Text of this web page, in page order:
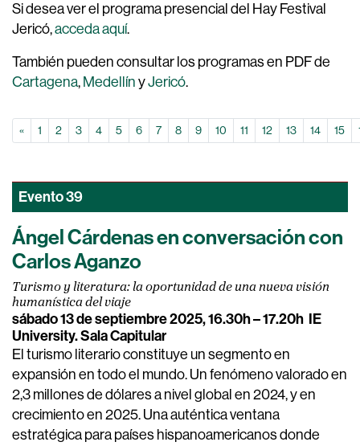
Si desea ver el programa presencial del Hay Festival
Jericó,acceda aquí.
También pueden consultar los programas en PDF de
Cartagena, Medellín yJericó.
«pagina anterior
1 2 3 4 5 6 7 8 9 10 11 12 13 14 15
Evento39
Ángel Cárdenas en conversación con
Carlos Aganzo
Turismo y literatura: la oportunidad de una nueva visión
humanística del viaje
sábado 13 de septiembre 2025, 16.30h – 17.20h IE
University. Sala Capitular
El turismo literario constituye un segmento en
expansión en todo el mundo. Un fenómeno valorado en
2,3 millones de dólares a nivel global en 2024, y en
crecimiento en 2025. Una auténtica ventana
estratégica para países hispanoamericanos donde